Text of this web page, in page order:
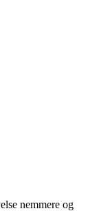
nemmere og